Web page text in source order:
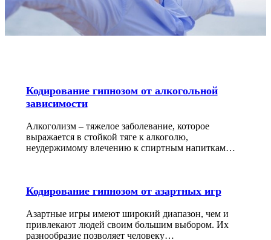
Кодирование гипнозом от алкогольной
зависимости
Алкоголизм – тяжелое заболевание, которое
выражается в стойкой тяге к алкоголю,
неудержимому влечению к спиртным напиткам…
Кодирование гипнозом от азартных игр
Азартные игры имеют широкий диапазон, чем и
привлекают людей своим большим выбором. Их
разнообразие позволяет человеку…